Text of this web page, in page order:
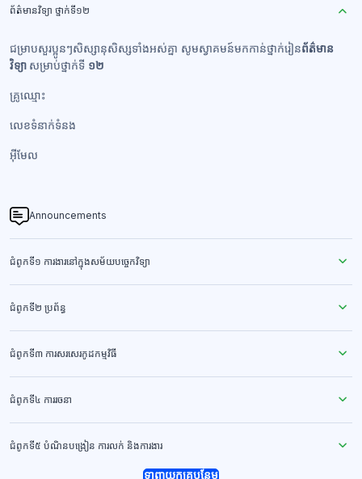
ព័ត៌មានវិទ្យា ថ្នាក់ទី១២
ជម្រាបសួរប្អូនៗសិស្សានុសិស្សទាំងអស់គ្នា សូមស្វាគមន៍មកកាន់ថ្នាក់រៀនព័ត៌មាន
វិទ្យា សម្រាប់ថ្នាក់ទី ១២
គ្រូឈ្មោះ
លេខទំនាក់ទំនង​
អ៊ីមែល
Announcements
ជំពូកទី១ ការងារនៅក្នុងសម័យបច្ចេកវិទ្យា
ជំពូកទី២ ប្រព័ន្ធ
ជំពូកទី៣ ការសរសេរកូដកម្មវិធី
ជំពូកទី៤ ការរចនា
ជំពូកទី៥ បំណិនបង្រៀន ការលក់ និងការងារ
ទាញយកគ្រូបន្ថែម